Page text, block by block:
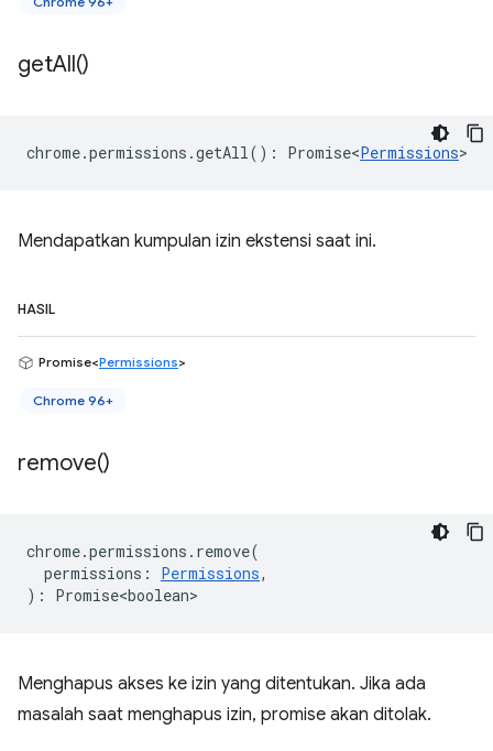
getAll()
chrome.permissions .getAll () : Promise<Permissions>
Mendapatkan kumpulan izin ekstensi saat ini.
HASIL
Promise<Permissions>
Chrome 96+
remove()
chrome.permissions . remove(
permissions : Permissions,
) : Promise<boolean>
Menghapus akses ke izin yang ditentukan. Jika ada
masalah saat menghapus izin, promise akan ditolak.